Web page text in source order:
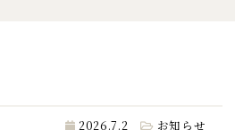
2026.7.2 お知らせ